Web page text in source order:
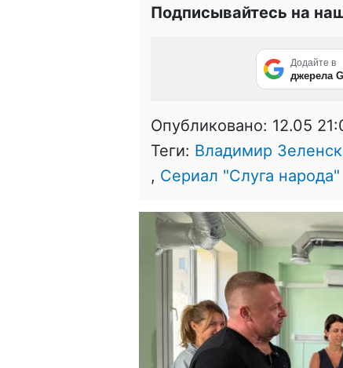
Подписывайтесь на
Додайте в
джерела
Опубликовано: 12.05
Теги: Владимир
, Сериал "Слуга народа"